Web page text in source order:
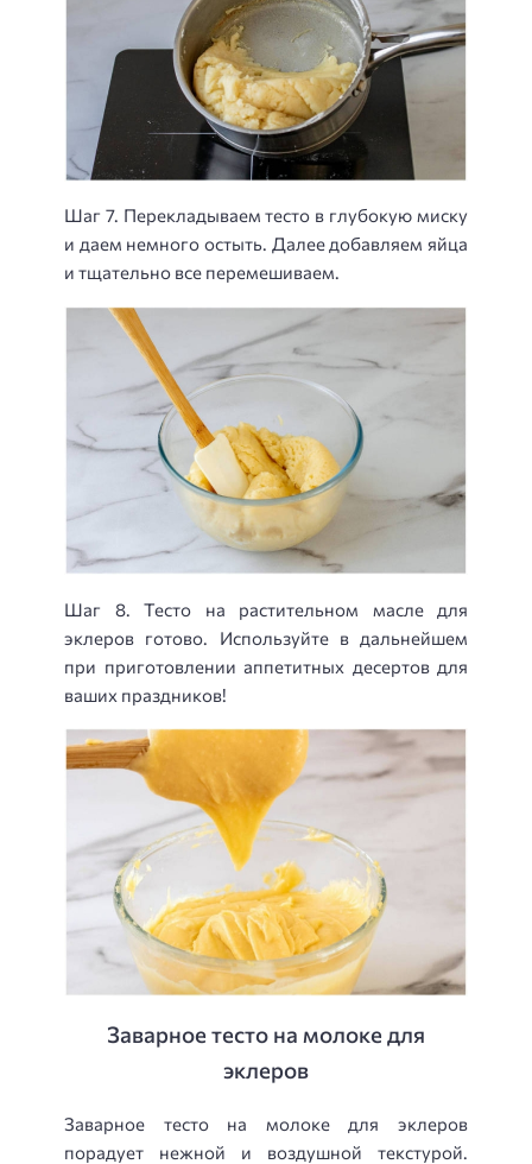
Шаг 7. Перекладываем тесто в глубокую миску
и даем немного остыть. Далее добавляем яйца
и тщательно все перемешиваем.
Шаг 8. Тесто на растительном масле для
эклеров готово. Используйте в дальнейшем
при приготовлении аппетитных десертов для
ваших праздников!
Заварное тесто на молоке для
эклеров
Заварное тесто на молоке для эклеров
порадует нежной и воздушной текстурой.